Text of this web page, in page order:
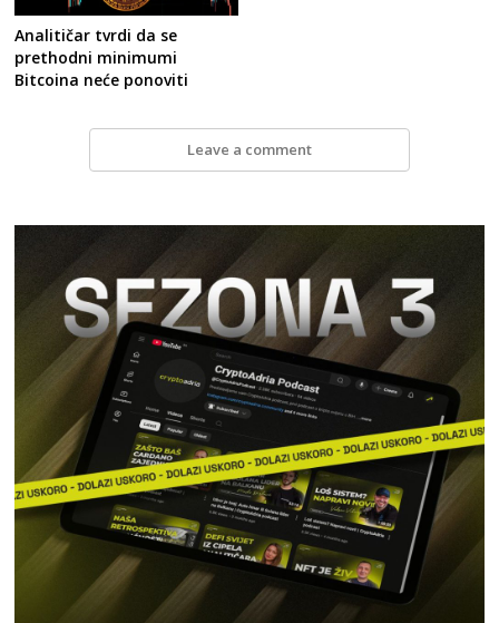
Analitičar tvrdi da se
prethodni minimumi
Bitcoina neće ponoviti
Leave a comment